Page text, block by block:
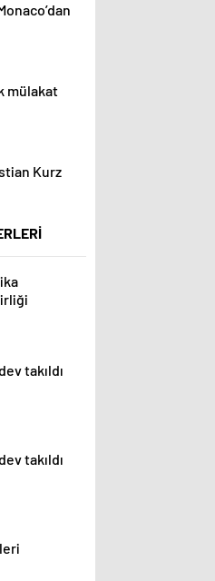
mülakat
Kurz
takıldı
takıldı